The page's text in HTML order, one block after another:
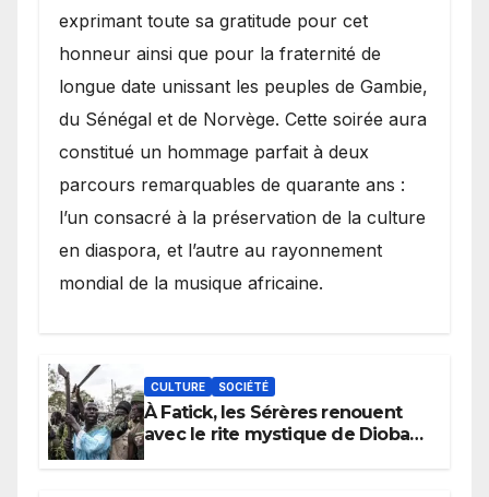
exprimant toute sa gratitude pour cet
honneur ainsi que pour la fraternité de
longue date unissant les peuples de Gambie,
du Sénégal et de Norvège. Cette soirée aura
constitué un hommage parfait à deux
parcours remarquables de quarante ans :
l’un consacré à la préservation de la culture
en diaspora, et l’autre au rayonnement
mondial de la musique africaine.
CULTURE SOCIÉTÉ
À Fatick, les Sérères renouent
avec le rite mystique de Diobaye